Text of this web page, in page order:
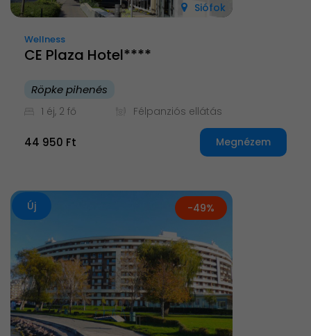
Siófok
Wellness
CE Plaza Hotel****
Röpke pihenés
1 éj, 2 fő Félpanziós ellátás
44 950 Ft Megnézem
Új -49%